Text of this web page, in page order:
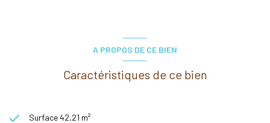
A PROPOS DE CE BIEN
Caractéristiques de ce bien
Surface 42,21 m²